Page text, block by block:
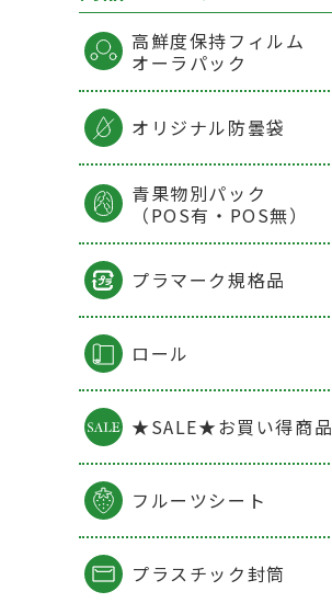
高鮮度保持フィルム
オーラパック
オリジナル防曇袋
青果物別パック
（POS有・POS無）
プラマーク規格品
ロール
★SALE★お買い得商品
フルーツシート
プラスチック封筒